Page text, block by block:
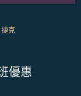
克
優惠